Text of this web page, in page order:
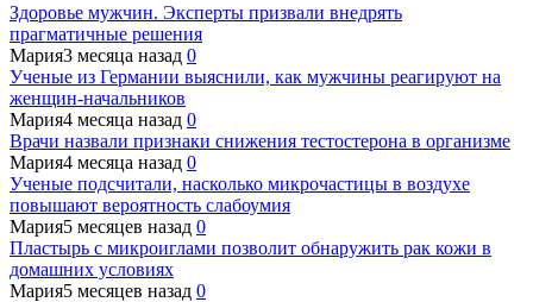
Здоровье мужчин. Эксперты призвали внедрять
прагматичные решения
Мария3 месяца назад 0
Ученые из Германии выяснили, как мужчины реагируют на
женщин-начальников
Мария4 месяца назад 0
Врачи назвали признаки снижения тестостерона в организме
Мария4 месяца назад 0
Ученые подсчитали, насколько микрочастицы в воздухе
повышают вероятность слабоумия
Мария5 месяцев назад 0
Пластырь с микроиглами позволит обнаружить рак кожи в
домашних условиях
Мария5 месяцев назад 0